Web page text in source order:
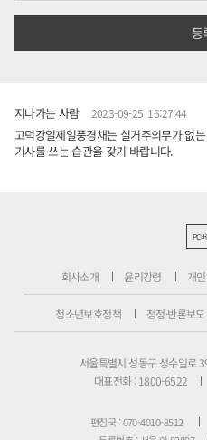
지나가는 사람 2023-09-25 16:27:44
고덕강일제일풍경채는 실거주의무가 없
기사를 쓰는 습관을 갖기 바랍니다.
PC
회사소개 윤리강령 개
청소년보호정책 정정·반론보도
서울특별시 성동구 성수일로
대표전화 : 1800-6522
편집국 : 070-4010-8512